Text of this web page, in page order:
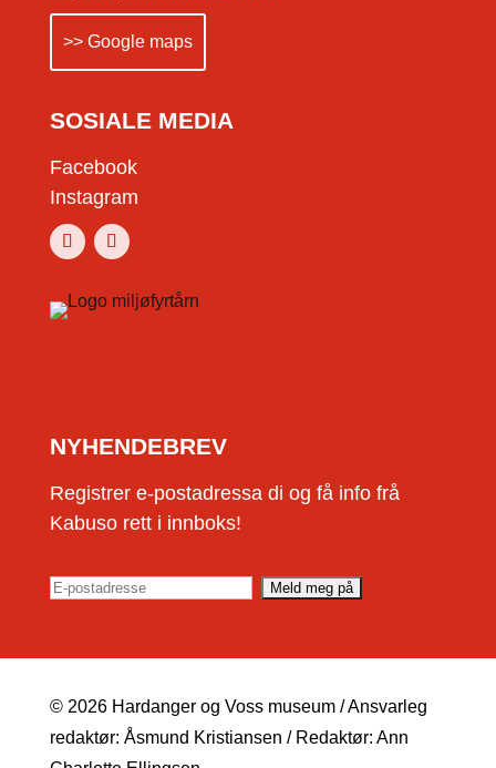
>> Google maps
SOSIALE MEDIA
Facebook
Instagram
NYHENDEBREV
Registrer e-postadressa di og få info frå
Kabuso rett i innboks!
© 2026 Hardanger og Voss museum / Ansvarleg
redaktør: Åsmund Kristiansen / Redaktør: Ann